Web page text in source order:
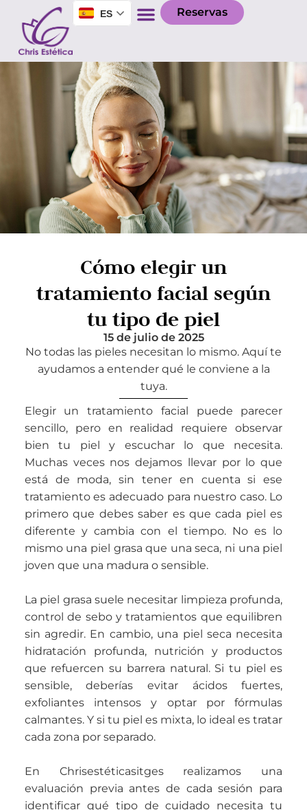
Reservas
ES
Cómo elegir un
tratamiento facial según
tu tipo de piel
15 de julio de 2025
No todas las pieles necesitan lo mismo. Aquí te
ayudamos a entender qué le conviene a la
tuya.
Elegir un tratamiento facial puede parecer
sencillo, pero en realidad requiere observar
bien tu piel y escuchar lo que necesita.
Muchas veces nos dejamos llevar por lo que
está de moda, sin tener en cuenta si ese
tratamiento es adecuado para nuestro caso. Lo
primero que debes saber es que cada piel es
diferente y cambia con el tiempo. No es lo
mismo una piel grasa que una seca, ni una piel
joven que una madura o sensible.
La piel grasa suele necesitar limpieza profunda,
control de sebo y tratamientos que equilibren
sin agredir. En cambio, una piel seca necesita
hidratación profunda, nutrición y productos
que refuercen su barrera natural. Si tu piel es
sensible, deberías evitar ácidos fuertes,
exfoliantes intensos y optar por fórmulas
calmantes. Y si tu piel es mixta, lo ideal es tratar
cada zona por separado.
En Chrisestéticasitges realizamos una
evaluación previa antes de cada sesión para
identificar qué tipo de cuidado necesita tu